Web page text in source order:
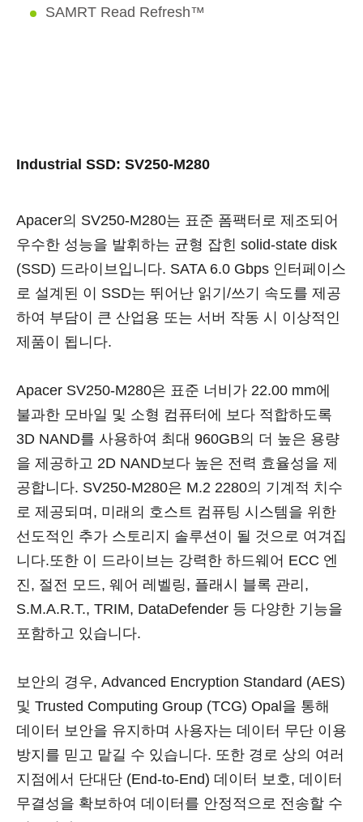
SAMRT Read Refresh™
Industrial SSD: SV250-M280
Apacer의 SV250-M280는 표준 폼팩터로 제조되어
우수한 성능을 발휘하는 균형 잡힌 solid-state disk
(SSD) 드라이브입니다. SATA 6.0 Gbps 인터페이스
로 설계된 이 SSD는 뛰어난 읽기/쓰기 속도를 제공
하여 부담이 큰 산업용 또는 서버 작동 시 이상적인
제품이 됩니다.
Apacer SV250-M280은 표준 너비가 22.00 mm에
불과한 모바일 및 소형 컴퓨터에 보다 적합하도록
3D NAND를 사용하여 최대 960GB의 더 높은 용량
을 제공하고 2D NAND보다 높은 전력 효율성을 제
공합니다. SV250-M280은 M.2 2280의 기계적 치수
로 제공되며, 미래의 호스트 컴퓨팅 시스템을 위한
선도적인 추가 스토리지 솔루션이 될 것으로 여겨집
니다.또한 이 드라이브는 강력한 하드웨어 ECC 엔
진, 절전 모드, 웨어 레벨링, 플래시 블록 관리,
S.M.A.R.T., TRIM, DataDefender 등 다양한 기능을
포함하고 있습니다.
보안의 경우, Advanced Encryption Standard (AES)
및 Trusted Computing Group (TCG) Opal을 통해
데이터 보안을 유지하며 사용자는 데이터 무단 이용
방지를 믿고 맡길 수 있습니다. 또한 경로 상의 여러
지점에서 단대단 (End-to-End) 데이터 보호, 데이터
무결성을 확보하여 데이터를 안정적으로 전송할 수